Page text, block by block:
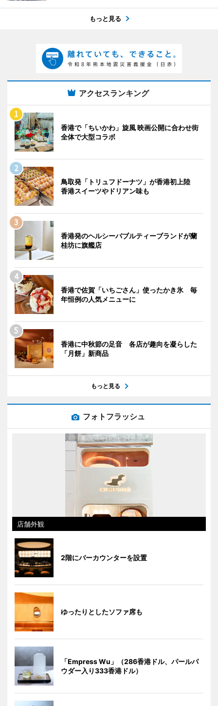
もっと見る
アクセスランキング
香港で「ちいかわ」旋風 映画公開に合わせ街
全体で大型コラボ
鳥取発「トリュフドーナツ」が香港初上陸
香港スイーツやドリアン味も
香港発のヘルシーバブルティーブランドが蘭
桂坊に旗艦店
香港で佐賀「いちごさん」使ったかき氷 毎
年恒例の人気メニューに
香港に中秋節の足音 各店が趣向を凝らした
「月餅」新商品
もっと見る
フォトフラッシュ
店舗外観
2階にバーカウンターを設置
ゆったりとしたソファ席も
「Empress Wu」（286香港ドル、パールパ
ウダー入り333香港ドル）